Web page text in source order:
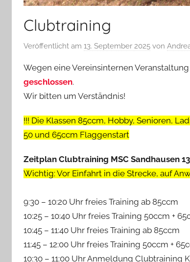
Clubtraining
Veröffentlicht am 13. September 2025 von
Wegen eine Vereinsinternen
geschlossen.
Wir bitten um Verständnis!
!!! Die Klassen 85ccm, Hobby, Senioren,
50 und 65ccm Flaggenstart
Zeitplan Clubtraining MSC Sandhausen
Wichtig: Vor Einfahrt in die Strecke, auf
9:30 – 10:20 Uhr freies Training ab 85ccm
10:25 – 10:40 Uhr freies Training 50ccm +
10:45 – 11:40 Uhr freies Training ab 85ccm
11:45 – 12:00 Uhr freies Training 50ccm +
10:30 – 11:00 Uhr Anmeldung Clubtraining